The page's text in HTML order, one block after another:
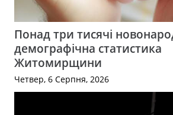
Понад три тисячі
демографічна статистика
Житомирщини
Четвер, 6 Серпня, 2026